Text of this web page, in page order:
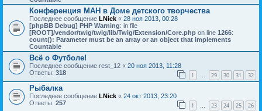
Конференция МАН в Доме детского творчества
Последнее сообщение LNick « 28 ноя 2013, 00:28
[phpBB Debug] PHP Warning: in file
[ROOT]/vendor/twig/twig/lib/Twig/Extension/Core.php on line 1266:
count(): Parameter must be an array or an object that implements
Countable
Всё о Футболе!
Последнее сообщение rest_12 « 20 ноя 2013, 11:28
Ответы: 318 1 29 30 31 32
Рыбалка
Последнее сообщение LNick « 24 окт 2013, 23:20
Ответы: 257 1 23 24 25 26